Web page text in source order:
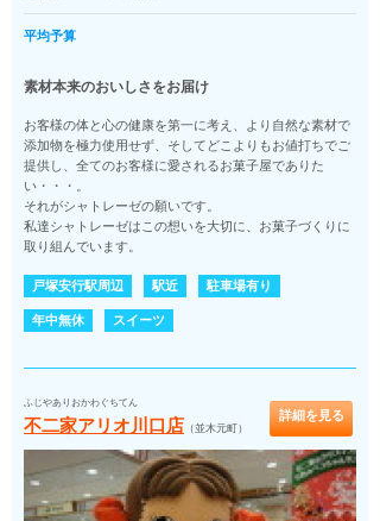
平均予算
素材本来のおいしさをお届け
お客様の体と心の健康を第一に考え、より自然な素材で
添加物を極力使用せず、そしてどこよりもお値打ちでご
提供し、全てのお客様に愛されるお菓子屋でありた
い・・・。
それがシャトレーゼの願いです。
私達シャトレーゼはこの想いを大切に、お菓子づくりに
取り組んでいます。
戸塚安行駅周辺 駅近 駐車場有り
年中無休 スイーツ
ふじやありおかわぐちてん
不二家アリオ川口店 （並木元町）
詳細を見る